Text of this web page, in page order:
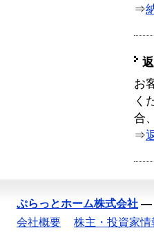
⇒
お
く
合
⇒
ぷらっとホーム株式会社 —
会社概要
株主・投資家情